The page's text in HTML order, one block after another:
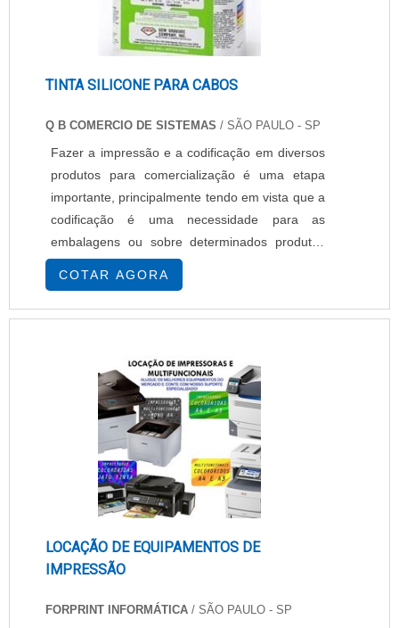
TINTA SILICONE PARA CABOS
Q B COMERCIO DE SISTEMAS / SÃO PAULO - SP
Fazer a impressão e a codificação em diversos
produtos para comercialização é uma etapa
importante, principalmente tendo em vista que a
codificação é uma necessidade para as
embalagens ou sobre determinados produtos
diretamente. Estabelecer os códigos sobre os
produtos torna possível fazer o seu
rastreamento, identificando suas informações
silicone para cabos, têm lote, data de fabricação
e data de validade específicas c.
COTAR AGORA
LOCAÇÃO DE EQUIPAMENTOS DE
IMPRESSÃO
FORPRINT INFORMÁTICA / SÃO PAULO - SP